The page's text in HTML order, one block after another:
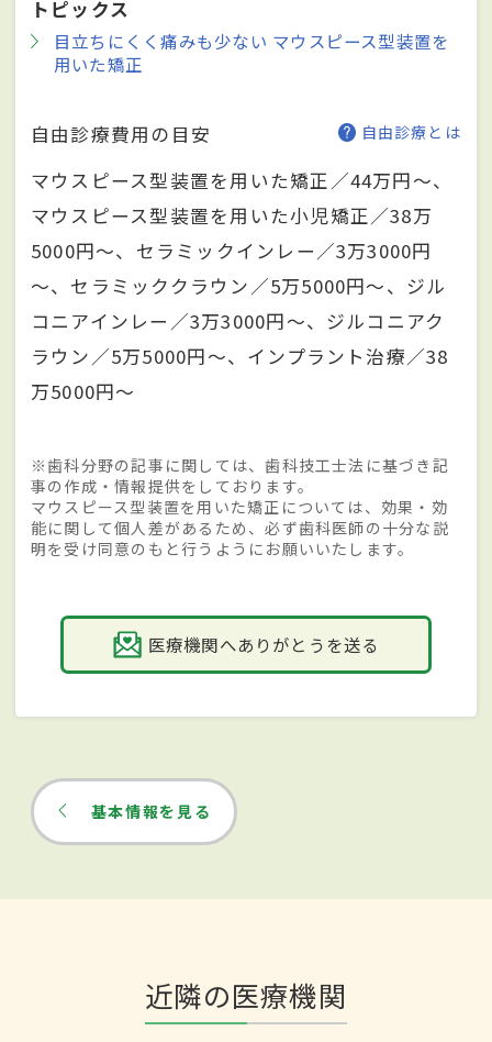
トピックス
目立ちにくく痛みも少ない マウスピース型装置を
用いた矯正
自由診療費用の目安 自由診療とは
マウスピース型装置を用いた矯正／44万円～、
マウスピース型装置を用いた小児矯正／38万
5000円～、セラミックインレー／3万3000円
～、セラミッククラウン／5万5000円～、ジル
コニアインレー／3万3000円～、ジルコニアク
ラウン／5万5000円～、インプラント治療／38
万5000円～
※歯科分野の記事に関しては、歯科技工士法に基づき記
事の作成・情報提供をしております。
マウスピース型装置を用いた矯正については、効果・効
能に関して個人差があるため、必ず歯科医師の十分な説
明を受け同意のもと行うようにお願いいたします。
医療機関へありがとうを送る
基本情報を見る
近隣の医療機関